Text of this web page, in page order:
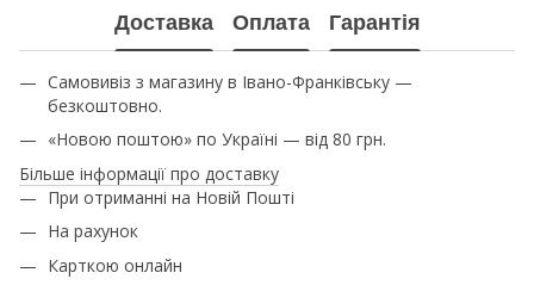
Доставка Оплата Гарантія
Самовивіз з магазину в Івано-Франківську —
безкоштовно.
«Новою поштою» по Україні — від 80 грн.
Більше інформації про доставку
При отриманні на Новій Пошті
На рахунок
Карткою онлайн